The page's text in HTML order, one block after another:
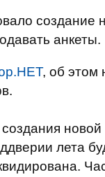
создание
анкеты.
, об этом
новой
лета